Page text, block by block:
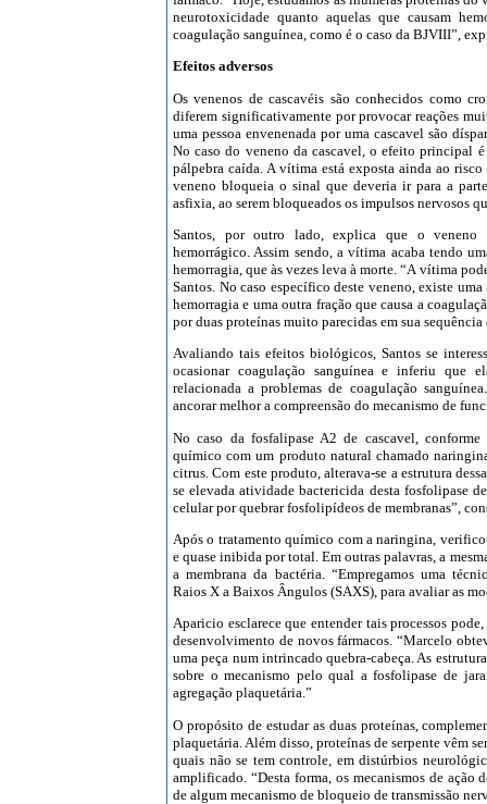
neurotoxicidade quanto aquelas que causam
coagulação sanguínea, como é o caso da BJVIII”,
Efeitos adversos
Os venenos de cascavéis são conhecidos como
diferem significativamente por provocar reações
uma pessoa envenenada por uma cascavel são
No caso do veneno da cascavel, o efeito principal
pálpebra caída. A vítima está exposta ainda ao
veneno bloqueia o sinal que deveria ir para a
asfixia, ao serem bloqueados os impulsos nervosos
Santos, por outro lado, explica que o veneno
hemorrágico. Assim sendo, a vítima acaba tendo
hemorragia, que às vezes leva à morte. “A vítima
Santos. No caso específico deste veneno, existe
hemorragia e uma outra fração que causa a
por duas proteínas muito parecidas em sua
Avaliando tais efeitos biológicos, Santos se
ocasionar coagulação sanguínea e inferiu que
relacionada a problemas de coagulação
ancorar melhor a compreensão do mecanismo de
No caso da fosfalipase A2 de cascavel,
químico com um produto natural chamado
citrus. Com este produto, alterava-se a estrutura
se elevada atividade bactericida desta fosfolipase
celular por quebrar fosfolipídeos de membranas”,
Após o tratamento químico com a naringina,
e quase inibida por total. Em outras palavras, a
a membrana da bactéria. “Empregamos uma
Raios X a Baixos Ângulos (SAXS), para avaliar as
Aparicio esclarece que entender tais processos
desenvolvimento de novos fármacos. “Marcelo
uma peça num intrincado quebra-cabeça. As
sobre o mecanismo pelo qual a fosfolipase de
agregação plaquetária.”
O propósito de estudar as duas proteínas,
plaquetária. Além disso, proteínas de serpente vêm
quais não se tem controle, em distúrbios
amplificado. “Desta forma, os mecanismos de ação
de algum mecanismo de bloqueio de transmissão